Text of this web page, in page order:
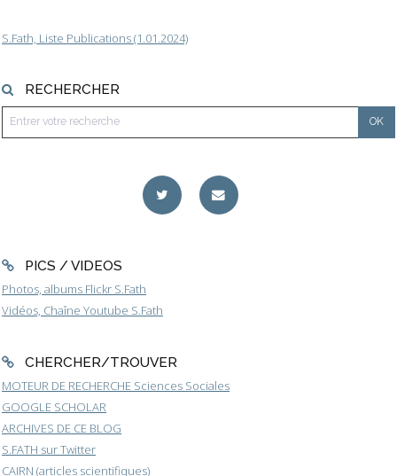
S.Fath, Liste Publications (1.01.2024)
RECHERCHER
PICS / VIDEOS
Photos, albums Flickr S.Fath
Vidéos, Chaîne Youtube S.Fath
CHERCHER/TROUVER
MOTEUR DE RECHERCHE Sciences Sociales
GOOGLE SCHOLAR
ARCHIVES DE CE BLOG
S.FATH sur Twitter
CAIRN (articles scientifiques)